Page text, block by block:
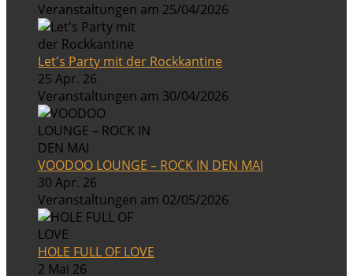
Veranstaltungen am 25/04/2026
Let's Party mit der Rockkantine
25 Apr. 26
Veranstaltungen am 30/04/2026
VOODOO LOUNGE – ROCK IN DEN MAI
30 Apr. 26
Veranstaltungen am 02/05/2026
HOLE FULL OF LOVE
2 Mai 26